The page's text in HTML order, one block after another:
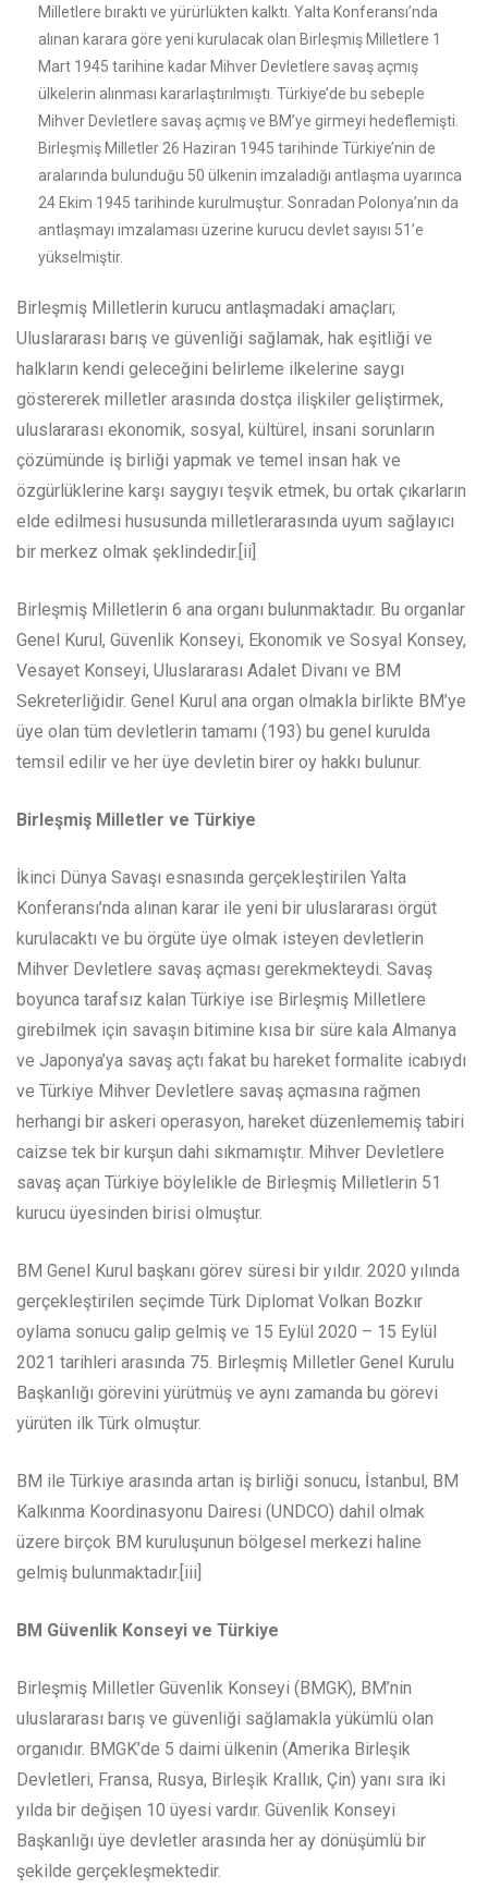
Milletlere bıraktı ve yürürlükten kalktı. Yalta Konferansı’nda
alınan karara göre yeni kurulacak olan Birleşmiş Milletlere 1
Mart 1945 tarihine kadar Mihver Devletlere savaş açmış
ülkelerin alınması kararlaştırılmıştı. Türkiye’de bu sebeple
Mihver Devletlere savaş açmış ve BM’ye girmeyi hedeflemişti.
Birleşmiş Milletler 26 Haziran 1945 tarihinde Türkiye’nin de
aralarında bulunduğu 50 ülkenin imzaladığı antlaşma uyarınca
24 Ekim 1945 tarihinde kurulmuştur. Sonradan Polonya’nın da
antlaşmayı imzalaması üzerine kurucu devlet sayısı 51’e
yükselmiştir.
Birleşmiş Milletlerin kurucu antlaşmadaki amaçları;
Uluslararası barış ve güvenliği sağlamak, hak eşitliği ve
halkların kendi geleceğini belirleme ilkelerine saygı
göstererek milletler arasında dostça ilişkiler geliştirmek,
uluslararası ekonomik, sosyal, kültürel, insani sorunların
çözümünde iş birliği yapmak ve temel insan hak ve
özgürlüklerine karşı saygıyı teşvik etmek, bu ortak çıkarların
elde edilmesi hususunda milletlerarasında uyum sağlayıcı
bir merkez olmak şeklindedir.[ii]
Birleşmiş Milletlerin 6 ana organı bulunmaktadır. Bu organlar
Genel Kurul, Güvenlik Konseyi, Ekonomik ve Sosyal Konsey,
Vesayet Konseyi, Uluslararası Adalet Divanı ve BM
Sekreterliğidir. Genel Kurul ana organ olmakla birlikte BM’ye
üye olan tüm devletlerin tamamı (193) bu genel kurulda
temsil edilir ve her üye devletin birer oy hakkı bulunur.
Birleşmiş Milletler ve Türkiye
İkinci Dünya Savaşı esnasında gerçekleştirilen Yalta
Konferansı’nda alınan karar ile yeni bir uluslararası örgüt
kurulacaktı ve bu örgüte üye olmak isteyen devletlerin
Mihver Devletlere savaş açması gerekmekteydi. Savaş
boyunca tarafsız kalan Türkiye ise Birleşmiş Milletlere
girebilmek için savaşın bitimine kısa bir süre kala Almanya
ve Japonya’ya savaş açtı fakat bu hareket formalite icabıydı
ve Türkiye Mihver Devletlere savaş açmasına rağmen
herhangi bir askeri operasyon, hareket düzenlememiş tabiri
caizse tek bir kurşun dahi sıkmamıştır. Mihver Devletlere
savaş açan Türkiye böylelikle de Birleşmiş Milletlerin 51
kurucu üyesinden birisi olmuştur.
BM Genel Kurul başkanı görev süresi bir yıldır. 2020 yılında
gerçekleştirilen seçimde Türk Diplomat Volkan Bozkır
oylama sonucu galip gelmiş ve 15 Eylül 2020 – 15 Eylül
2021 tarihleri arasında 75. Birleşmiş Milletler Genel Kurulu
Başkanlığı görevini yürütmüş ve aynı zamanda bu görevi
yürüten ilk Türk olmuştur.
BM ile Türkiye arasında artan iş birliği sonucu, İstanbul, BM
Kalkınma Koordinasyonu Dairesi (UNDCO) dahil olmak
üzere birçok BM kuruluşunun bölgesel merkezi haline
gelmiş bulunmaktadır.[iii]
BM Güvenlik Konseyi ve Türkiye
Birleşmiş Milletler Güvenlik Konseyi (BMGK), BM’nin
uluslararası barış ve güvenliği sağlamakla yükümlü olan
organıdır. BMGK’de 5 daimi ülkenin (Amerika Birleşik
Devletleri, Fransa, Rusya, Birleşik Krallık, Çin) yanı sıra iki
yılda bir değişen 10 üyesi vardır. Güvenlik Konseyi
Başkanlığı üye devletler arasında her ay dönüşümlü bir
şekilde gerçekleşmektedir.